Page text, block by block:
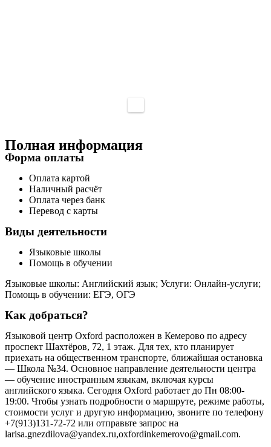
Полная информация
Форма оплаты
Оплата картой
Наличный расчёт
Оплата через банк
Перевод с карты
Виды деятельности
Языковые школы
Помощь в обучении
Языковые школы: Английский язык; Услуги: Онлайн-услуги;
Помощь в обучении: ЕГЭ, ОГЭ
Как добраться?
Языковой центр Oxford расположен в Кемерово по адресу
проспект Шахтёров, 72, 1 этаж. Для тех, кто планирует
приехать на общественном транспорте, ближайшая остановка
— Школа №34. Основное направление деятельности центра
— обучение иностранным языкам, включая курсы
английского языка. Сегодня Oxford работает до Пн 08:00-
19:00. Чтобы узнать подробности о маршруте, режиме работы,
стоимости услуг и другую информацию, звоните по телефону
+7(913)131-72-72 или отправьте запрос на
larisa.gnezdilova@yandex.ru,oxfordinkemerovo@gmail.com.